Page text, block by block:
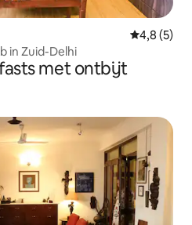
4,8 (5)
in Zuid-Delhi
met ontbijt